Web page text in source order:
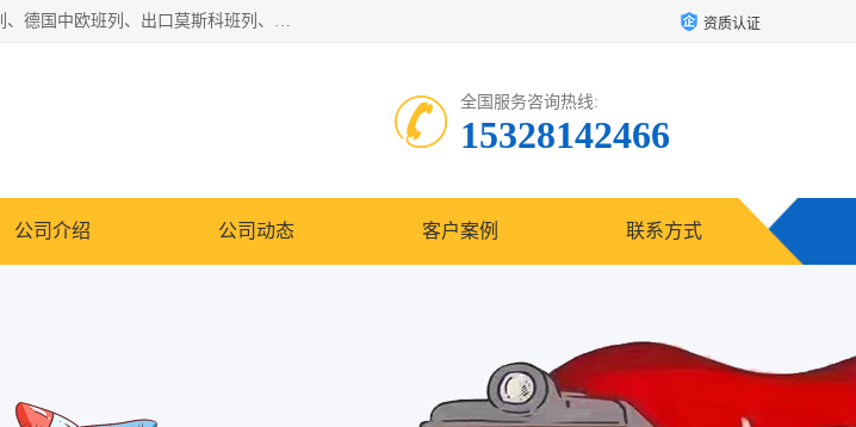
邦赋供应链管理成都有限公司是一家全球性的货物运输代理公司，主要从事：波兰中欧班列、德国中欧班列、出口莫斯科班列、中欧班列进口、蓉欧铁路、成都出口空运等业务，同时亦提供报关、报检、仓储、码头操作等服务。 资质认证
全国服务咨询热线:
15328142466
公司介绍 公司动态 客户案例 联系方式